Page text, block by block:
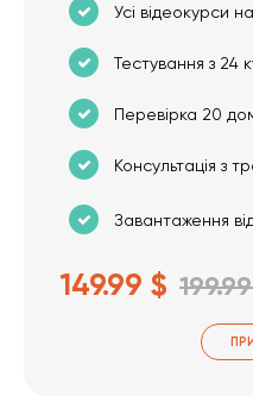
Усі відеокурси
Тестування з 24
Перевірка 20
Консультація з
Завантаження
149.99 $